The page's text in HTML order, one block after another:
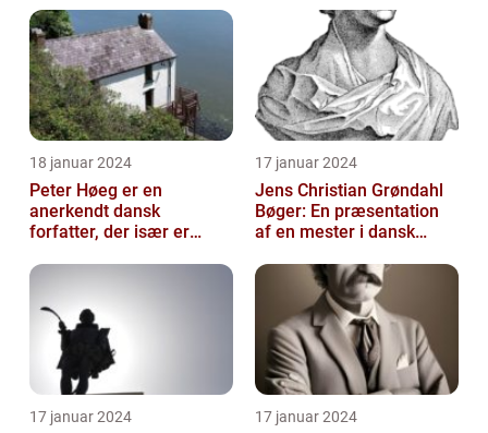
lang række bøger i l...
18 januar 2024
Peter Høeg er en
anerkendt dansk
forfatter, der især er
spændende og
17 januar 2024
Jens Christian Grøndahl
Bøger: En præsentation
af en mester i dansk
17 januar 2024 17 januar 2024